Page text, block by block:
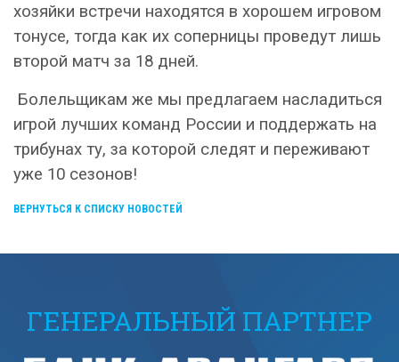
хозяйки встречи находятся в хорошем игровом
тонусе, тогда как их соперницы проведут лишь
второй матч за 18 дней.
Болельщикам же мы предлагаем насладиться
игрой лучших команд России и поддержать на
трибунах ту, за которой следят и переживают
уже 10 сезонов!
ВЕРНУТЬСЯ К СПИСКУ НОВОСТЕЙ
ГЕНЕРАЛЬНЫЙ ПАРТНЕР